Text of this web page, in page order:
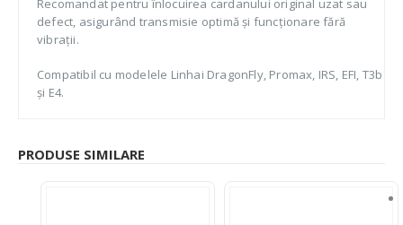
Recomandat pentru înlocuirea cardanului original uzat sau
defect, asigurând transmisie optimă și funcționare fără
vibrații.
Compatibil cu modelele Linhai DragonFly, Promax, IRS, EFI, T3b
și E4.
PRODUSE SIMILARE